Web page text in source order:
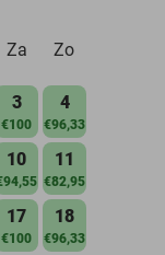
Za Zo
3
€100
4
€96,33
10 11
€82,95
17
€100
18
€96,33